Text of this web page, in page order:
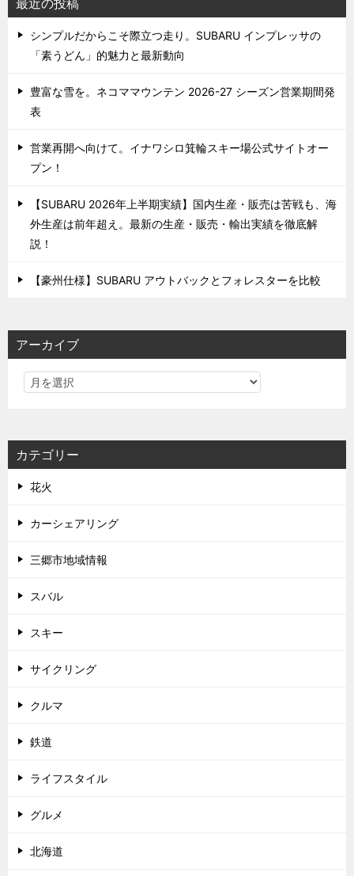
最近の投稿
シンプルだからこそ際立つ走り。SUBARU インプレッサの
「素うどん」的魅力と最新動向
豊富な雪を。ネコママウンテン 2026-27 シーズン営業期間発
表
営業再開へ向けて。イナワシロ箕輪スキー場公式サイトオー
プン！
【SUBARU 2026年上半期実績】国内生産・販売は苦戦も、海
外生産は前年超え。最新の生産・販売・輸出実績を徹底解
説！
【豪州仕様】SUBARU アウトバックとフォレスターを比較
アーカイブ
カテゴリー
花火
カーシェアリング
三郷市地域情報
スバル
スキー
サイクリング
クルマ
鉄道
ライフスタイル
グルメ
北海道